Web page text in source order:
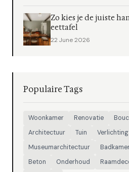
Zo kies je de juiste
eettafel
22 June 2026
Populaire Tags
Woonkamer Renovatie
Architectuur
Tuin
Verlichting
Museumarchitectuur
Beton
Onderhoud